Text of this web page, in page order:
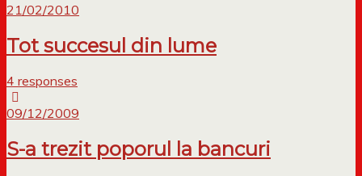
21/02/2010
Tot succesul din lume
4 responses
09/12/2009
S-a trezit poporul la bancuri